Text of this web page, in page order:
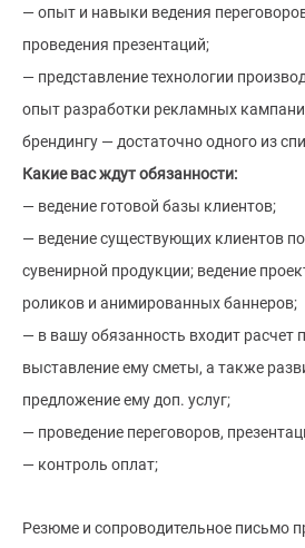
— опыт и навыки ведения
проведения презентаций;
— представление технологии
опыт разработки рекламных
брендингу — достаточно одного из
Какие вас ждут обязанности:
— ведение готовой базы клиентов;
— ведение существующих клиентов
сувенирной продукции; ведение
роликов и анимированных баннеров;
— в вашу обязанность входит расчет
выставление ему сметы, а также
предложение ему доп. услуг;
— проведение переговоров,
— контроль оплат;
Резюме и сопроводительное письмо